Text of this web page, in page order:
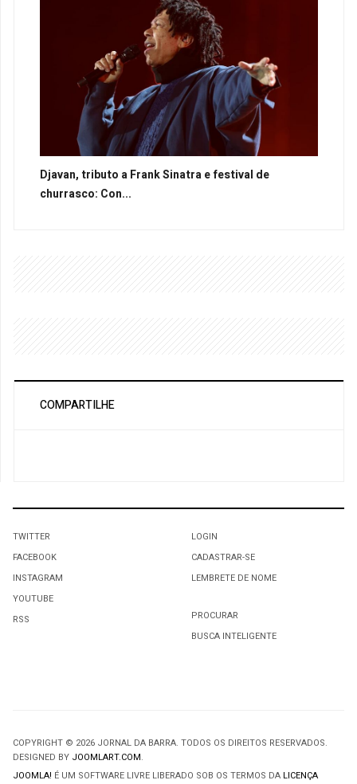
Djavan, tributo a Frank Sinatra e festival de
churrasco: Con...
COMPARTILHE
TWITTER
FACEBOOK
INSTAGRAM
YOUTUBE
RSS
LOGIN
CADASTRAR-SE
LEMBRETE DE NOME
PROCURAR
BUSCA INTELIGENTE
COPYRIGHT © 2026 JORNAL DA BARRA. TODOS OS DIREITOS RESERVADOS.
DESIGNED BY JOOMLART.COM.
JOOMLA! É UM SOFTWARE LIVRE LIBERADO SOB OS TERMOS DA LICENÇA